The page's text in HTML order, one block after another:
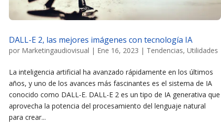
DALL-E 2, las mejores imágenes con tecnología IA
por Marketingaudiovisual | Ene 16, 2023 | Tendencias, Utilidades
La inteligencia artificial ha avanzado rápidamente en los últimos
años, y uno de los avances más fascinantes es el sistema de IA
conocido como DALL-E. DALL-E 2 es un tipo de IA generativa que
aprovecha la potencia del procesamiento del lenguaje natural
para crear...